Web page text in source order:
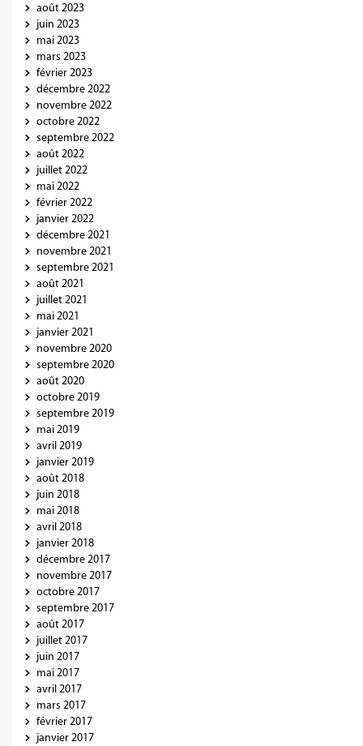
août 2023
juin 2023
mai 2023
mars 2023
février 2023
décembre 2022
novembre 2022
octobre 2022
septembre 2022
août 2022
juillet 2022
mai 2022
février 2022
janvier 2022
décembre 2021
novembre 2021
septembre 2021
août 2021
juillet 2021
mai 2021
janvier 2021
novembre 2020
septembre 2020
août 2020
octobre 2019
septembre 2019
mai 2019
avril 2019
janvier 2019
août 2018
juin 2018
mai 2018
avril 2018
janvier 2018
décembre 2017
novembre 2017
octobre 2017
septembre 2017
août 2017
juillet 2017
juin 2017
mai 2017
avril 2017
mars 2017
février 2017
janvier 2017